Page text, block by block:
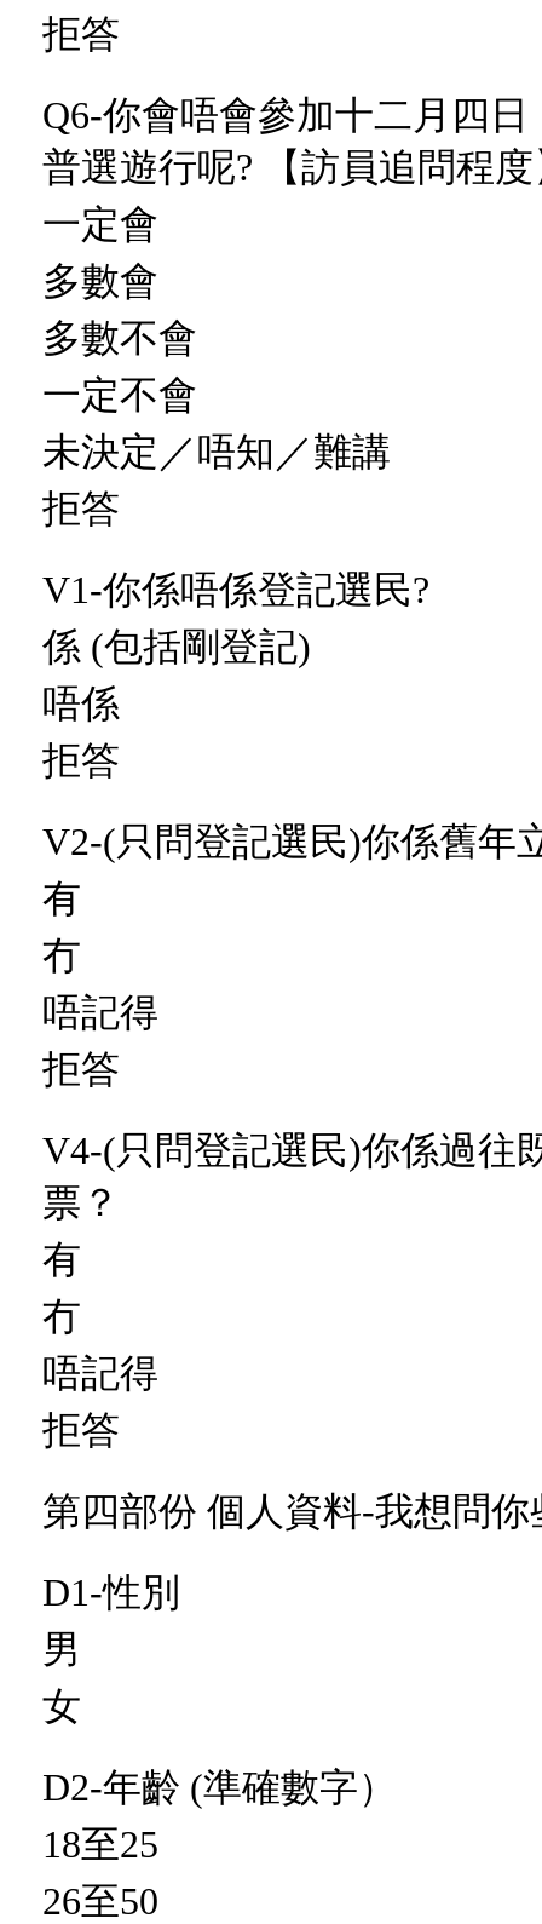
拒答
Q6-你會唔會參加十二月四
普選遊行呢? 【訪員追問程
一定會
多數會
多數不會
一定不會
未決定／唔知／難講
拒答
V1-你係唔係登記選民?
係 (包括剛登記)
唔係
拒答
V2-(只問登記選民)你係舊年
有
冇
唔記得
拒答
V4-(只問登記選民)你係過往
票？
有
冇
唔記得
拒答
第四部份 個人資料-我想問
D1-性別
男
女
D2-年齡 (準確數字）
18至25
26至50